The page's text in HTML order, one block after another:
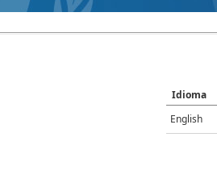
Idioma
English